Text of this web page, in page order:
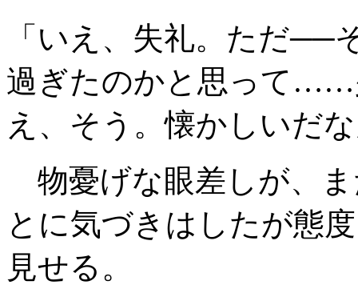
「いえ、失礼。ただ──
過ぎたのかと思って
え、そう。懐かしいだ
物憂げな眼差しが、
とに気づきはしたが態
見せる。